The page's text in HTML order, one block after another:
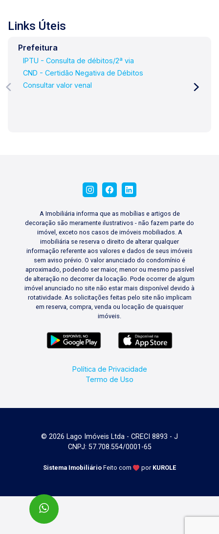
Links Úteis
Prefeitura
IPTU - Consulta de débitos/2ª via
CND - Certidão Negativa de Débitos
Consultar valor venal
A Imobiliária informa que as mobílias e artigos de
decoração são meramente ilustrativos - não fazem parte do
imóvel, exceto nos casos de imóveis mobiliados. A
imobiliária se reserva o direito de alterar qualquer
informação referente aos valores e dados de seus imóveis
sem aviso prévio. O valor anunciado do condomínio é
aproximado, podendo ser maior, menor ou mesmo passível
de alteração no decorrer da locação. Pode ocorrer de algum
imóvel anunciado no site não estar mais disponível devido à
rotatividade. As solicitações feitas pelo site não implicam
em reserva, compra, venda ou locação de quaisquer
imóveis.
Política de Privacidade
Termo de Uso
© 2026 Lago Imóveis Ltda - CRECI 8893 - J
CNPJ: 57.708.554/0001-65
Sistema Imobiliário Feito com por KUROLE